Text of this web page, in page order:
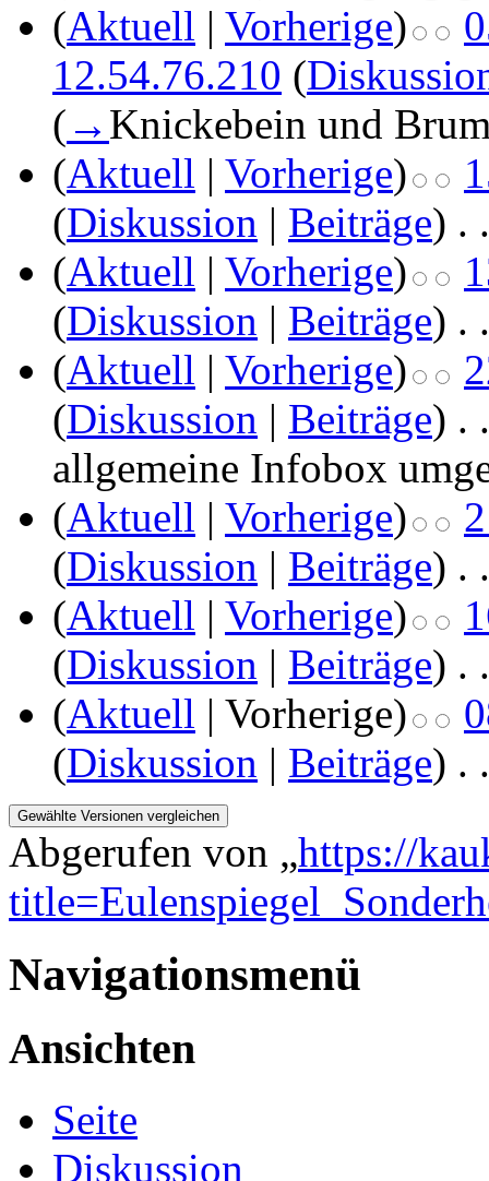
(Aktuell | Vorherige)
12.54.76.210 (
( → Knickebein und
(Aktuell | Vorherige)
(Diskussion | Beiträge) . .
(Aktuell | Vorherige)
(Diskussion | Beiträge) . .
(Aktuell | Vorherige)
(Diskussion | Beiträge) . .
allgemeine Infobox
(Aktuell | Vorherige)
(Diskussion | Beiträge) . .
(Aktuell | Vorherige)
(Diskussion | Beiträge) . .
(Aktuell | Vorherige)
(Diskussion | Beiträge) . .
Abgerufen von „https://
Navigationsmenü
Ansichten
Seite
Diskussion